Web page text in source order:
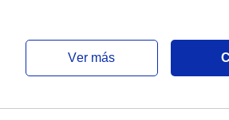
ver más